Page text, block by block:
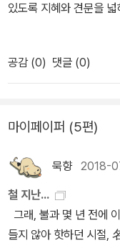
있도록 지혜와 견문을
공감 (0) 댓글 (0)
마이페이퍼 (5편)
묵향2018-
철 지난...
그래, 불과 몇 년 전에
들지 않아 핫하던 시절,